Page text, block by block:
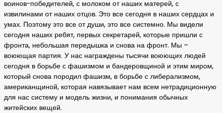
воинов-победителей, с молоком от наших матерей, с
извилинами от наших отцов. Это все сегодня в наших сердцах и
умах. Поэтому это все от души, это все системно. Мы видели
сегодня наших ребят, первых секретарей, которые пришли с
фронта, небольшая передышка и снова на фронт. Мы –
воюющая партия. У нас награждены тысячи воюющих людей
сегодня в борьбе с фашизмом и бандеровщиной и этим миром,
который снова породил фашизм, в борьбе с либерализмом,
американщиной, которая навязывает нам всем нетрадиционную
для нас систему и модель жизни, и понимания обычных
житейских вещей.